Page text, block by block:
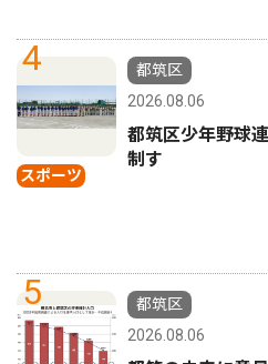
4
スポーツ
都筑区
2026.08.06
都筑区少年野球
制す
5
都筑区
2026.08.06